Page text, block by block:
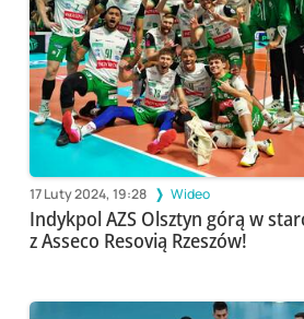
17 Luty 2024, 19:28 Wideo
Indykpol AZS Olsztyn górą w
z Asseco Resovią Rzeszów!